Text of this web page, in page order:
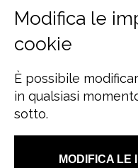
Modifica le
cookie
È possibile
in qualsiasi
sotto.
MODIFICA LE